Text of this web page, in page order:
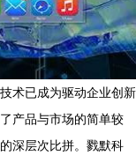
术已成为驱动企业创新
产品与市场的简单较
深层次比拼。戮默科